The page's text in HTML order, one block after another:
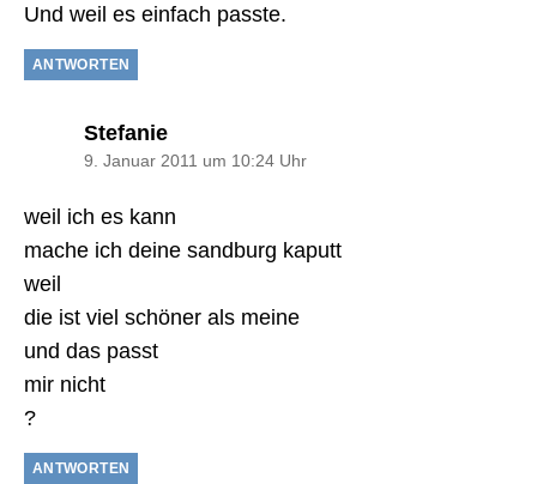
Und weil es einfach passte.
ANTWORTEN
Stefaniesagt:
9. Januar 2011 um 10:24 Uhr
weil ich es kann
mache ich deine sandburg kaputt
weil
die ist viel schöner als meine
und das passt
mir nicht
?
ANTWORTEN